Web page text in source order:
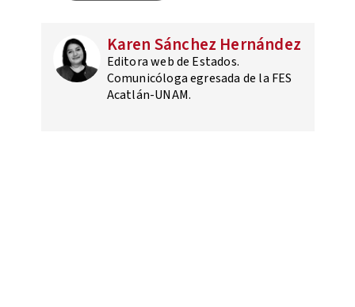
Karen Sánchez Hernández
Editora web de Estados.
Comunicóloga egresada de la FES
Acatlán-UNAM.